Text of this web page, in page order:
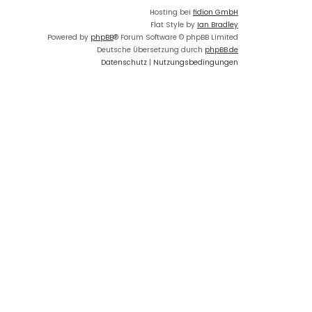
Hosting bei fidion GmbH
Flat Style by Ian Bradley
Powered by phpBB® Forum Software © phpBB Limited
Deutsche Übersetzung durch phpBB.de
Datenschutz | Nutzungsbedingungen